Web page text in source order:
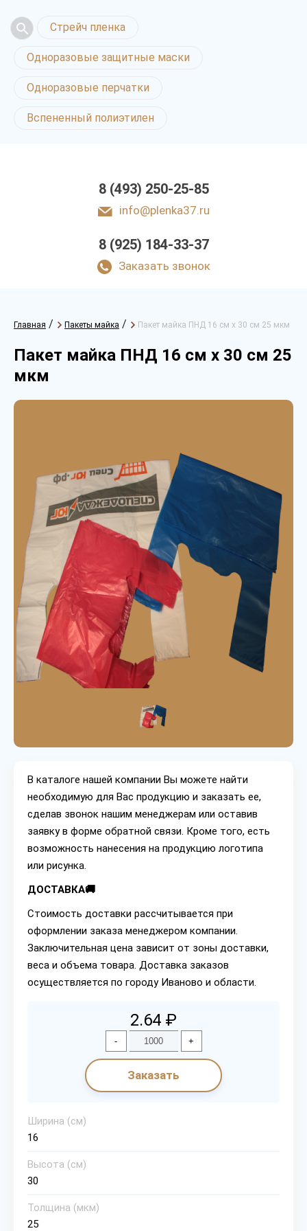
Стрейч пленка
Одноразовые защитные маски
Одноразовые перчатки
Вспененный полиэтилен
8 (493) 250-25-85
info@plenka37.ru
8 (925) 184-33-37
Заказать звонок
Главная / Пакеты майка / Пакет майка ПНД 16 см х 30 см 25 мкм
Пакет майка ПНД 16 см х 30 см 25
мкм
В каталоге нашей компании Вы можете найти
необходимую для Вас продукцию и заказать ее,
сделав звонок нашим менеджерам или оставив
заявку в форме обратной связи. Кроме того, есть
возможность нанесения на продукцию логотипа
или рисунка.
ДОСТАВКА🚚
Стоимость доставки рассчитывается при
оформлении заказа менеджером компании.
Заключительная цена зависит от зоны доставки,
веса и объема товара. Доставка заказов
осуществляется по городу Иваново и области.
2.64 ₽
- +
Заказать
Ширина (см)
16
Высота (см)
30
Толщина (мкм)
25